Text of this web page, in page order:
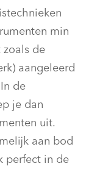
min
zoals de
aangeleerd
de
je dan
uit.
aan bod
perfect in de